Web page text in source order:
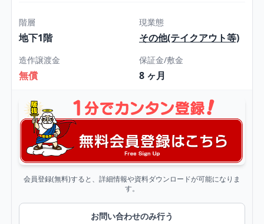
階層
地下1階
現業態
その他(テイクアウト等)
造作譲渡金
無償
保証金/敷金
8 ヶ月
会員登録(無料)すると、詳細情報や資料ダウンロードが可能になりま
す。
お問い合わせのみ行う